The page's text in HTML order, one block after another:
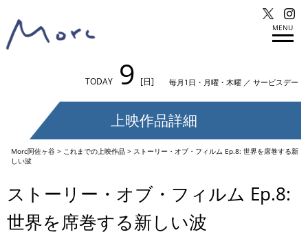
MENU
TODAY 9 [日] 毎月1日・月曜・木曜 ／ サービスデー
上映作品詳細
Morc阿佐ヶ谷> これまでの上映作品> ストーリー・オブ・フィルム Ep.8: 世界を席巻する新
しい波
ストーリー・オブ・フィルム Ep.8:
世界を席巻する新しい波